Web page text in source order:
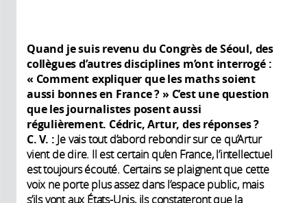
Quand je suis revenu du Congrès de Séoul, des
collègues d’autres disciplines m’ont interrogé :
« Comment expliquer que les maths soient
aussi bonnes en France ? » C’est une question
que les journalistes posent aussi
régulièrement. Cédric, Artur, des réponses ?
C. V. : Je vais tout d’abord rebondir sur ce qu’Artur
vient de dire. Il est certain qu’en France, l’intellectuel
est toujours écouté. Certains se plaignent que cette
voix ne porte plus assez dans l’espace public, mais
s’ils vont aux États-Unis, ils constateront que la